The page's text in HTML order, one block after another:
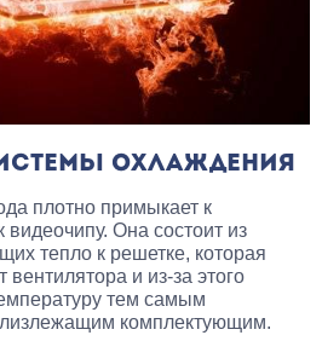
ОХЛАЖДЕНИЯ
плотно примыкает к
видеочипу. Она состоит из
тепло к решетке, которая
вентилятора и из-за этого
тем самым
комплектующим.